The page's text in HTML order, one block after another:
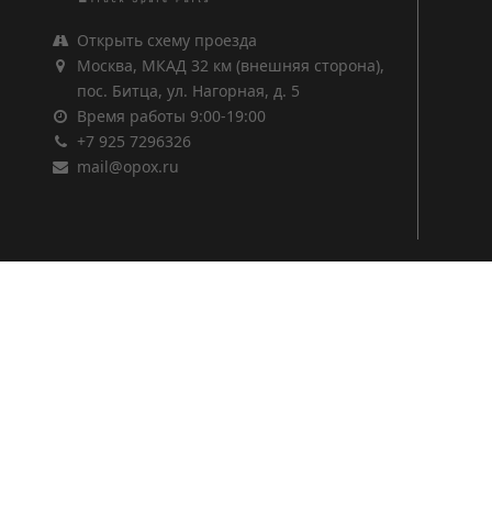
Открыть схему проезда
Москва, МКАД 32 км (внешняя сторона),
пос. Битца, ул. Нагорная, д. 5
Время работы 9:00-19:00
+7 925 7296326
mail@opox.ru